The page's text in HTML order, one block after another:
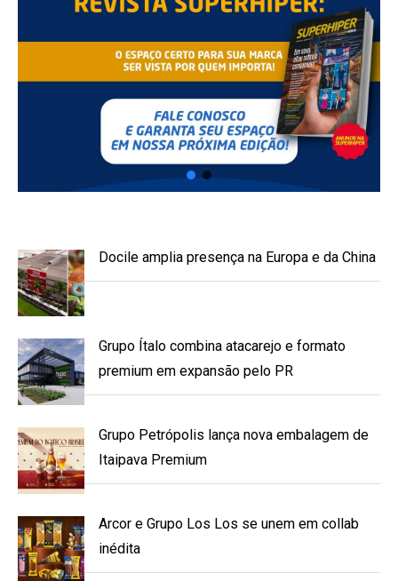
Docile amplia presença na Europa e da China
Grupo Ítalo combina atacarejo e formato
premium em expansão pelo PR
Grupo Petrópolis lança nova embalagem de
Itaipava Premium
Arcor e Grupo Los Los se unem em collab
inédita